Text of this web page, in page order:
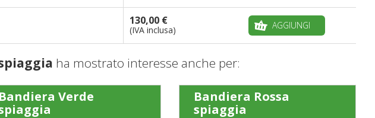
130,00 €
(IVA inclusa) AGGIUNGI
ha mostrato interesse anche per:
Bandiera Verde
Bandiera Rossa
spiaggia